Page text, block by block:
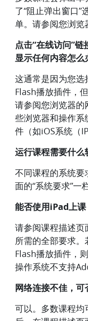
了“阻止弹出窗口”
单。请参阅您浏览
点击“在线访问”
显示任何内容怎么
这通常是因为您
Flash播放插件，
请参阅您浏览器
些浏览器和操作
件（如iOS系统（
运行课程需要什么
不同课程的系统
面的“系统要求”一
能否使用iPad上课
请参阅课程描述页
所需的全部要求
Flash播放插件，
操作系统不支持
网络连接不佳，
可以。多数课程